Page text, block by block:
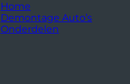
Home
Demontage Auto’s
Onderdelen